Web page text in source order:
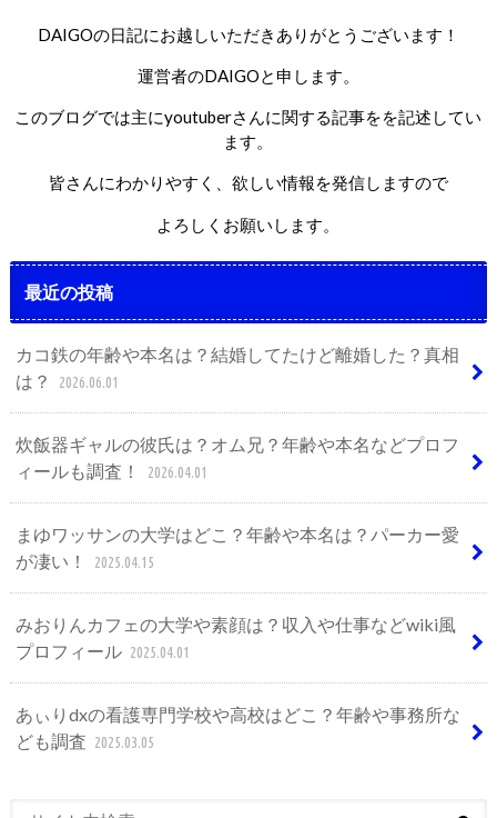
DAIGOの日記にお越しいただきありがとうございます！
運営者のDAIGOと申します。
このブログでは主にyoutuberさんに関する記事をを記述してい
ます。
皆さんにわかりやすく、欲しい情報を発信しますので
よろしくお願いします。
最近の投稿
カコ鉄の年齢や本名は？結婚してたけど離婚した？真相
は？
2026.06.01
炊飯器ギャルの彼氏は？オム兄？年齢や本名などプロフ
ィールも調査！
2026.04.01
まゆワッサンの大学はどこ？年齢や本名は？パーカー愛
が凄い！
2025.04.15
みおりんカフェの大学や素顔は？収入や仕事などwiki風
プロフィール 2025.04.01
あぃりdxの看護専門学校や高校はどこ？年齢や事務所な
ども調査 2025.03.05